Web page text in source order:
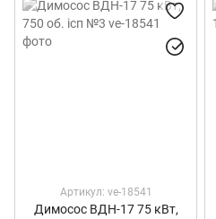
Артикул: ve-18541
Димосос ВДН-17 75 кВт,